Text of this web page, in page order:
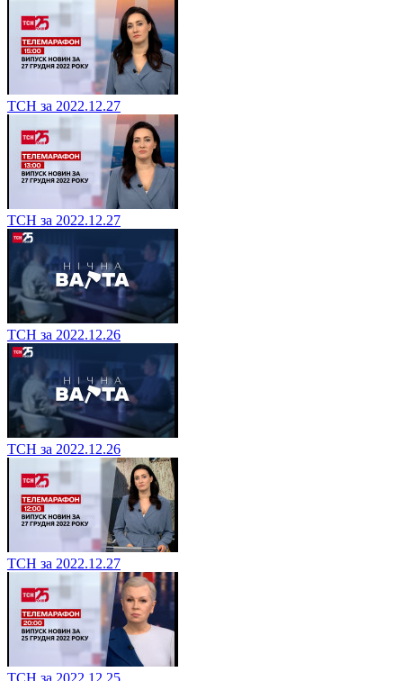
ТСН за 2022.12.27
ТСН за 2022.12.27
ТСН за 2022.12.26
ТСН за 2022.12.26
ТСН за 2022.12.27
ТСН за 2022.12.25